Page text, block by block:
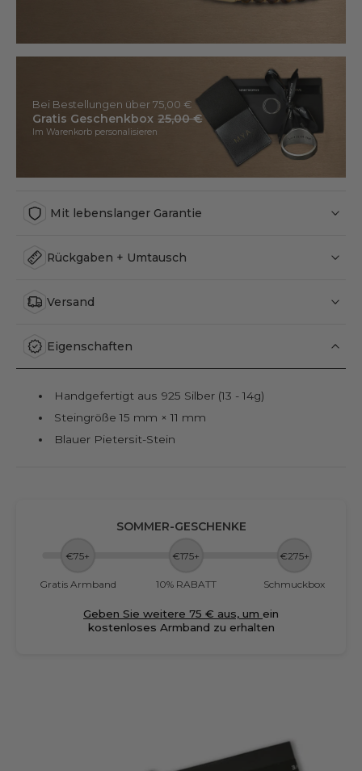
Bei Bestellungen über 75,00 €
Gratis Geschenkbox 25,00 €
Im Warenkorb personalisieren
Mit lebenslanger Garantie
Rückgaben + Umtausch
Versand
Eigenschaften
Handgefertigt aus 925 Silber (13 - 14g)
Steingröße 15 mm × 11 mm
Blauer Pietersit-Stein
SOMMER-GESCHENKE
€75+ €175+ €275+
Gratis Armband 10% RABATT Schmuckbox
Geben Sie weitere 75 € aus, um ein
kostenloses Armband zu erhalten